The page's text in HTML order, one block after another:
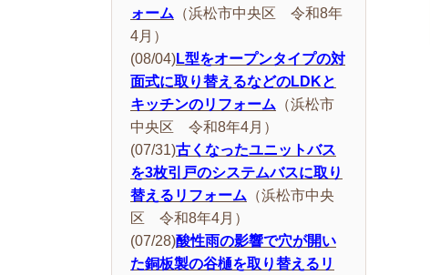
ォーム （浜松市中央区 令和8年
4月）
(08/04)L型をオープンタイプの対
面式に取り替えるなどのLDKと
キッチンのリフォーム （浜松市
中央区 令和8年4月）
(07/31)古くなったユニットバス
を3枚引戸のシステムバスに取り
替えるリフォーム （浜松市中央
区 令和8年4月）
(07/28)酸性雨の影響で穴が開い
た銅板製の谷樋を取り替えるリ